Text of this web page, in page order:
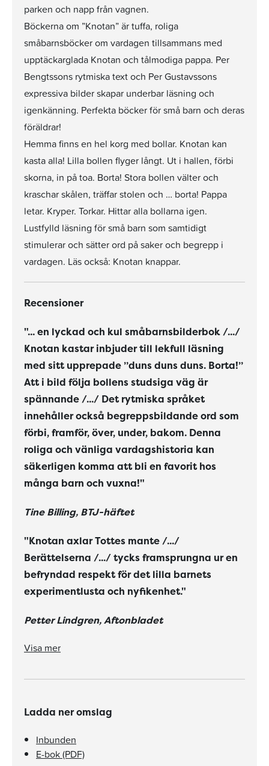
parken och napp från vagnen.
Böckerna om ”Knotan” är tuffa, roliga
småbarnsböcker om vardagen tillsammans med
upptäckarglada Knotan och tålmodiga pappa. Per
Bengtssons rytmiska text och Per Gustavssons
expressiva bilder skapar underbar läsning och
igenkänning. Perfekta böcker för små barn och deras
föräldrar!
Hemma finns en hel korg med bollar. Knotan kan
kasta alla! Lilla bollen flyger långt. Ut i hallen, förbi
skorna, in på toa. Borta! Stora bollen välter och
kraschar skålen, träffar stolen och … borta! Pappa
letar. Kryper. Torkar. Hittar alla bollarna igen.
Lustfylld läsning för små barn som samtidigt
stimulerar och sätter ord på saker och begrepp i
vardagen. Läs också: Knotan knappar.
Recensioner
"... en lyckad och kul småbarnsbilderbok /.../
Knotan kastar inbjuder till lekfull läsning
med sitt upprepade ”duns duns duns. Borta!”
Att i bild följa bollens studsiga väg är
spännande /.../ Det rytmiska språket
innehåller också begreppsbildande ord som
förbi, framför, över, under, bakom. Denna
roliga och vänliga vardagshistoria kan
säkerligen komma att bli en favorit hos
många barn och vuxna!"
Tine Billing, BTJ-häftet
"Knotan axlar Tottes mante /.../
Berättelserna /.../ tycks framsprungna ur en
befryndad respekt för det lilla barnets
experimentlusta och nyfikenhet."
Petter Lindgren, Aftonbladet
Visa mer
Ladda ner omslag
Inbunden
E-bok (PDF)